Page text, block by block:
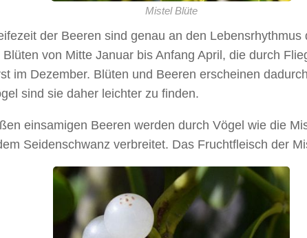
Mistel Blüte
der Beeren sind genau an den
von Mitte Januar bis Anfang April, die durch
im Dezember. Blüten und Beeren erscheinen
sind sie daher leichter zu finden.
einsamigen Beeren werden durch Vögel wie die
Seidenschwanz verbreitet. Das Fruchtfleisch der